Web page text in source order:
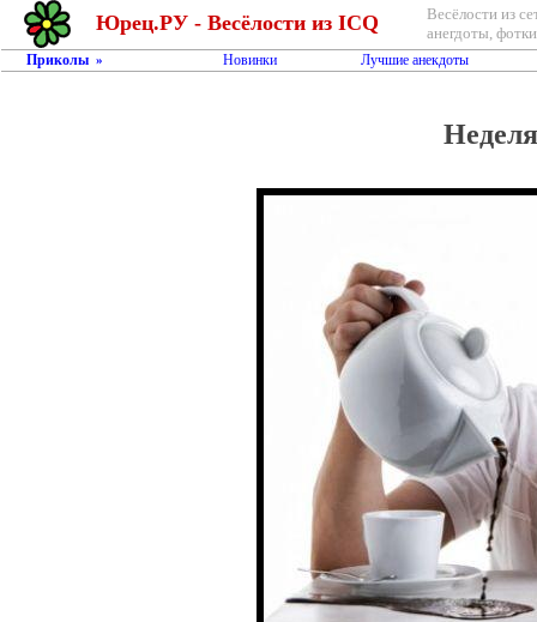
Юрец.РУ - Весёлости из ICQ
Весёлости из
анегдоты,
Приколы » Новинки Лучшие анекдоты